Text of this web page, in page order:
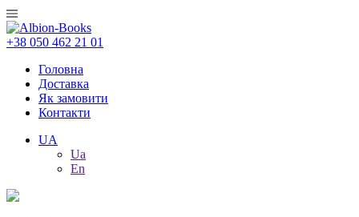
+38 050 462 21 01
Головна
Доставка
Як замовити
Контакти
UA
Ua
En